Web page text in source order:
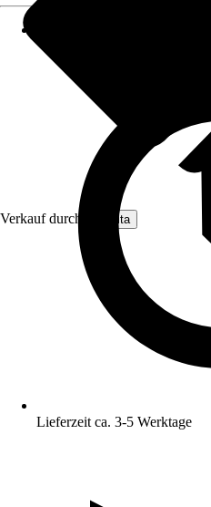
Verkauf durch: Nomita
Lieferzeit ca. 3-5 Werktage